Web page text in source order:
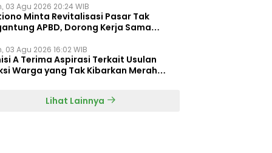
03 Agu 2026 20:24 WIB
Minta Revitalisasi Pasar Tak
APBD, Dorong Kerja Sama
03 Agu 2026 16:02 WIB
A Terima Aspirasi Terkait Usulan
Warga yang Tak Kibarkan Merah
Lihat Lainnya